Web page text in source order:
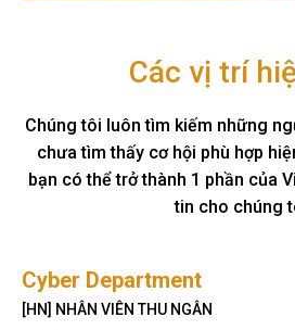
Các vị trí
Chúng tôi luôn tìm kiếm những
chưa tìm thấy cơ hội phù hợp
bạn có thể trở thành 1 phần của
tin cho chúng
Cyber Department
[HN] NHÂN VIÊN THU NGÂN